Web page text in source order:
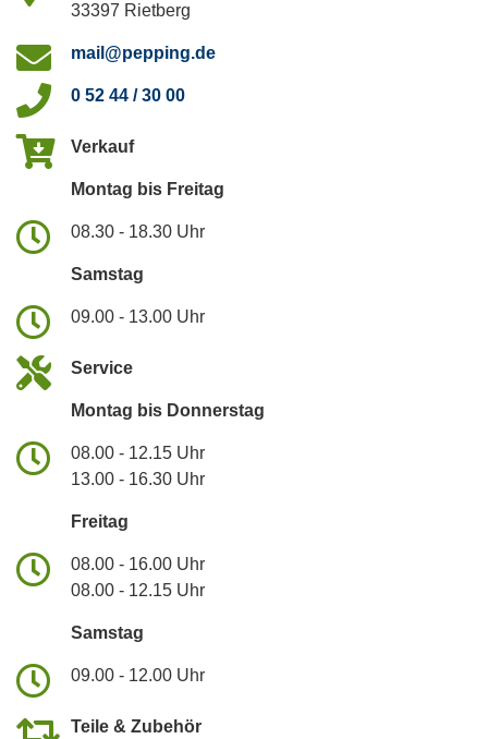
33397 Rietberg
mail@pepping.de
0 52 44 / 30 00
Verkauf
Montag bis Freitag
08.30 - 18.30 Uhr
Samstag
09.00 - 13.00 Uhr
Service
Montag bis Donnerstag
08.00 - 12.15 Uhr
13.00 - 16.30 Uhr
Freitag
08.00 - 16.00 Uhr
08.00 - 12.15 Uhr
Samstag
09.00 - 12.00 Uhr
Teile & Zubehör